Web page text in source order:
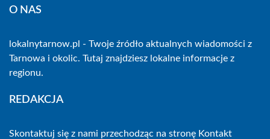
O NAS
lokalnytarnow.pl - Twoje źródło aktualnych wiadomości z
Tarnowa i okolic. Tutaj znajdziesz lokalne informacje z
regionu.
REDAKCJA
Skontaktuj się z nami przechodząc na stronę Kontakt